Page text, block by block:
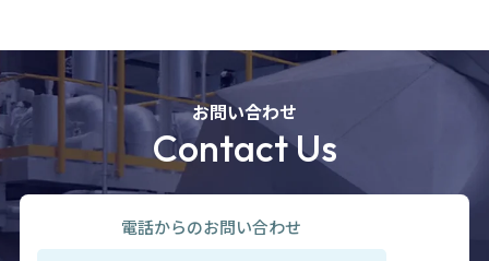
お問い合わせ
Contact Us
電話からのお問い合わせ